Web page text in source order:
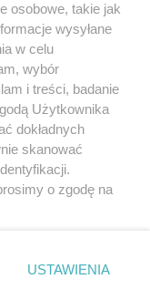
HOSTING
KONTAKT
Muzyka i kultura
wydarzeń
Zdjęcia miasta
osobowe, takie jak
wysyłane
w celu
wybór
i treści, badanie
Użytkownika
dokładnych
skanować
o zgodę na
. Niektóre
USTAWIENIA